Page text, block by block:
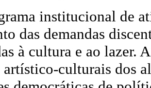
institucional de
das demandas
à cultura e ao lazer.
culturais dos